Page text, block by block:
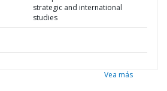
strategic and international
studies
Vea más